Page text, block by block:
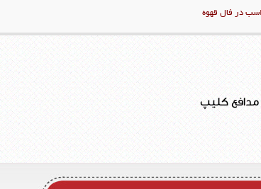
اسب در فال قهوه
مدافع کلیپ